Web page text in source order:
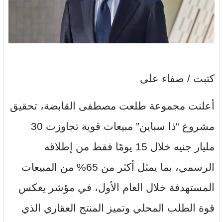
كتبت / صفاء على
أعلنت مجموعة طلعت مصطفى القابضة، تحقيق
مشروع “ذا سباين” مبيعات قوية تجاوزت 30
مليار جنيه خلال 15 يومًا فقط من إطلاقه
الرسمي، بما يمثل أكثر من 65% من المبيعات
المستهدفة خلال العام الأول، في مؤشر يعكس
قوة الطلب المحلي وتميز المنتج العقاري الذي